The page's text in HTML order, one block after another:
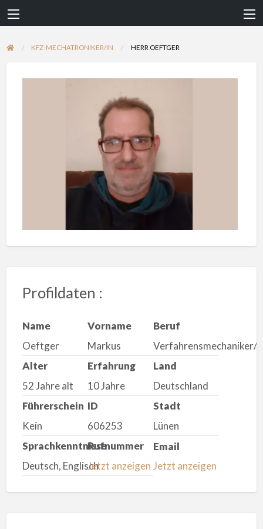
KFZ-MECHATRONIKER/IN HERR OEFTGER
Profildaten :
Name
Oeftger
Vorname
Markus
Beruf
Verfahrensmechaniker/
Alter
52 Jahre alt
Erfahrung
10 Jahre
Land
Deutschland
Führerschein
Kein
ID
606253
Stadt
Lünen
Sprachkenntnisse
Deutsch, Englisch
Rufnummer
Jetzt anzeigen
Email
Jetzt anzeigen